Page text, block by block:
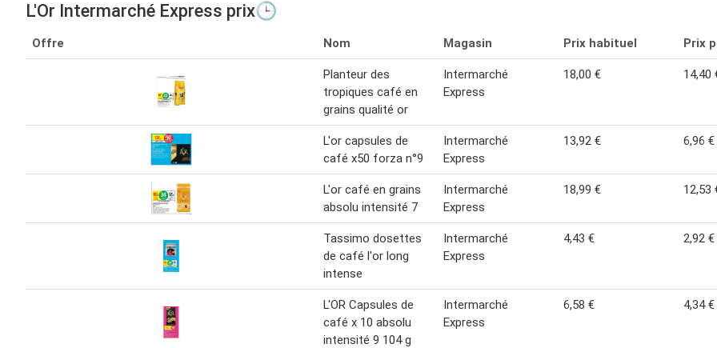
L'Or Intermarché Express prix🕒
Offre Nom Magasin Prix habituel Prix
Planteur des
tropiques café en
grains qualité or
Intermarché
Express
18,00 € 14,40
L'or capsules de
café x50 forza n°9
Intermarché
Express
13,92 € 6,96 €
L'or café en grains
absolu intensité 7
Intermarché
Express
18,99 € 12,53
Tassimo dosettes
de café l'or long
intense
Intermarché
Express
4,43 € 2,92 €
L'OR Capsules de
café x 10 absolu
intensité 9 104 g
Intermarché
Express
6,58 € 4,34 €